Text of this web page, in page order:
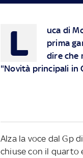
L
uca di
prima
dire che
"Novità principali in
Alza la voce dal Gp
chiuse con il quarto